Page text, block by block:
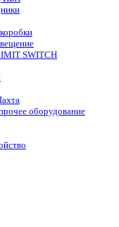
SWITCH
оборудование